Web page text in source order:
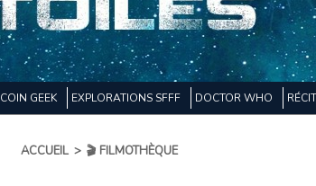
COIN GEEK EXPLORATIONS SFFF DOCTOR WHO
ACCUEIL > 🎬 FILMOTHÈQUE